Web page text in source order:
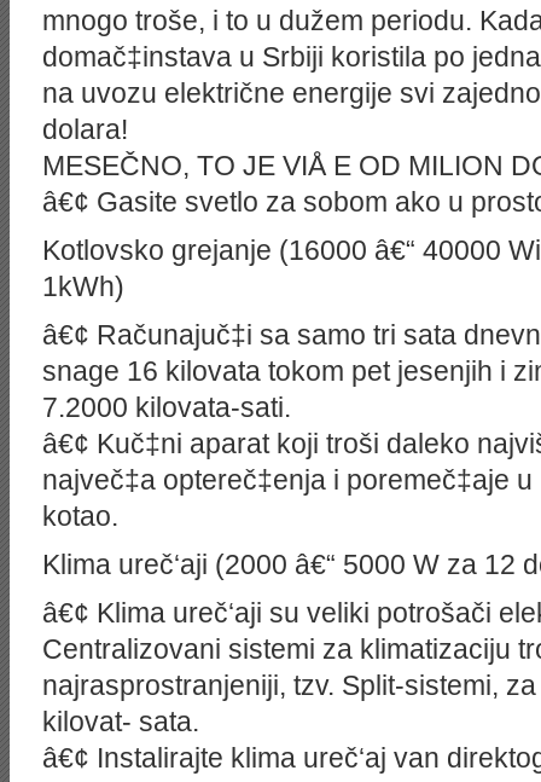
mnogo troše, i to u dužem periodu.
domač‡instava u Srbiji koristila po
na uvozu električne energije svi
dolara!
MESEČNO, TO JE VIÅ E OD MILION
â€¢ Gasite svetlo za sobom ako u
Kotlovsko grejanje (16000 â€“ 40000
1kWh)
â€¢ Računajuč‡i sa samo tri sata
snage 16 kilovata tokom pet jesenjih i
7.2000 kilovata-sati.
â€¢ Kuč‡ni aparat koji troši daleko
največ‡a optereč‡enja i poremeč‡aje
kotao.
Klima ureč‘aji (2000 â€“ 5000 W za 12
â€¢ Klima ureč‘aji su veliki potrošači
Centralizovani sistemi za klimatizaciju
najrasprostranjeniji, tzv. Split-sistemi,
kilovat- sata.
â€¢ Instalirajte klima ureč‘aj van